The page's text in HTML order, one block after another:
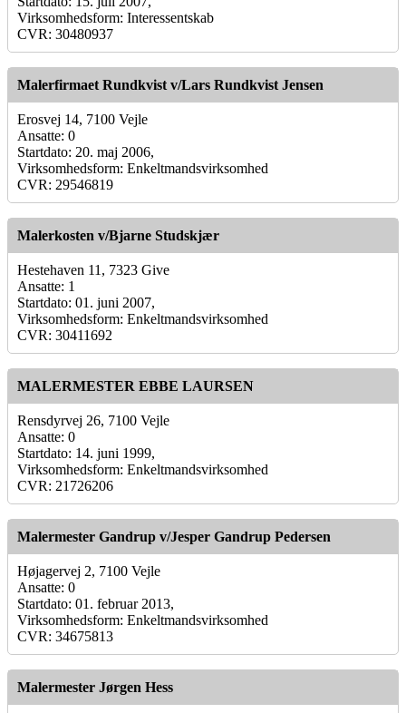
Virksomhedsform: Interessentskab
CVR: 30480937
Malerfirmaet Rundkvist v/Lars Rundkvist Jensen
Erosvej 14, 7100 Vejle
Ansatte: 0
Startdato: 20. maj 2006,
Virksomhedsform: Enkeltmandsvirksomhed
CVR: 29546819
Malerkosten v/Bjarne Studskjær
Hestehaven 11, 7323 Give
Ansatte: 1
Startdato: 01. juni 2007,
Virksomhedsform: Enkeltmandsvirksomhed
CVR: 30411692
MALERMESTER EBBE LAURSEN
Rensdyrvej 26, 7100 Vejle
Ansatte: 0
Startdato: 14. juni 1999,
Virksomhedsform: Enkeltmandsvirksomhed
CVR: 21726206
Malermester Gandrup v/Jesper Gandrup Pedersen
Højagervej 2, 7100 Vejle
Ansatte: 0
Startdato: 01. februar 2013,
Virksomhedsform: Enkeltmandsvirksomhed
CVR: 34675813
Malermester Jørgen Hess